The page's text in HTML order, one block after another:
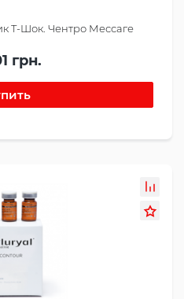
Т-Шок. Чентро Мессаге
грн.